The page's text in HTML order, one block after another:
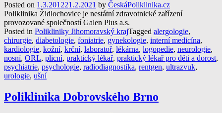
Posted on 1.3.201221.2.2021 by ČeskáPoliklinika.cz
Poliklinika Židlochovice je nestátní zdravotnické zařízení
provozované společností Galen Plus a.s.
Posted in Polikliniky Jihomoravský krajTagged alergologie,
chirurgie, diabetologie, foniatrie, gynekologie, interní medicína,
kardiologie, kožní, krční, laboratoř, lékárna, logopedie, neurologie,
nosní, ORL, plicní, praktický lékař, praktický lékař pro děti a dorost,
psychiatrie, psychologie, radiodiagnostika, rentgen, ultrazvuk,
urologie, ušní
Poliklinika Dobrovského Brno